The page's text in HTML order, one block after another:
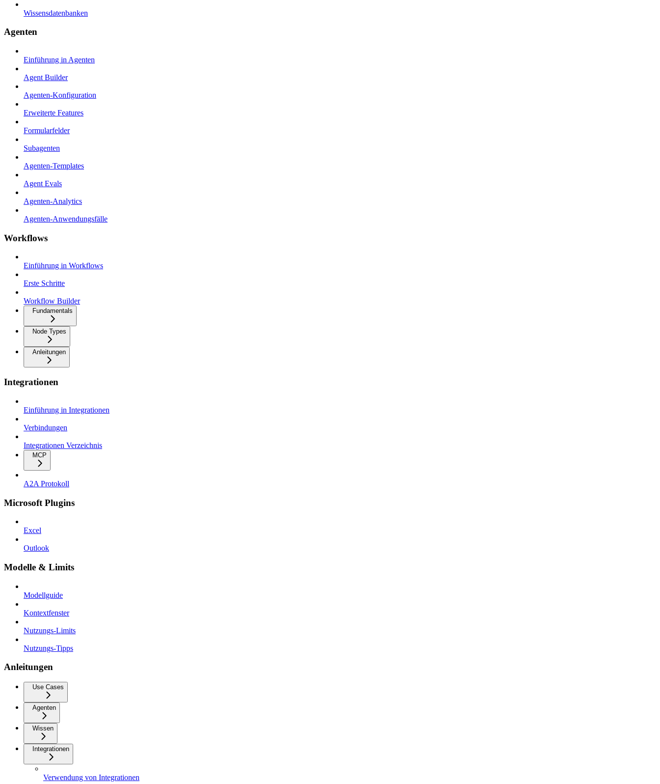
Wissensdatenbanken
Agenten
Einführung in Agenten
Agent Builder
Agenten-Konfiguration
Erweiterte Features
Formularfelder
Subagenten
Agenten-Templates
Agent Evals
Agenten-Analytics
Agenten-Anwendungsfälle
Workflows
Einführung in Workflows
Erste Schritte
Workflow Builder
Fundamentals
Node Types
Anleitungen
Integrationen
Einführung in Integrationen
Verbindungen
Integrationen Verzeichnis
MCP
A2A Protokoll
Microsoft Plugins
Excel
Outlook
Modelle & Limits
Modellguide
Kontextfenster
Nutzungs-Limits
Nutzungs-Tipps
Anleitungen
Use Cases
Agenten
Wissen
Integrationen
Verwendung von Integrationen